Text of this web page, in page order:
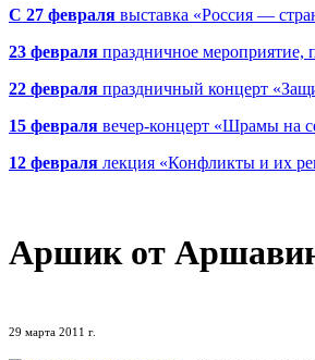
С 27 февраля выставка «Россия —
23 февраля праздничное
22 февраля праздничный концерт
15 февраля вечер-концерт «Шрамы на
12 февраля лекция «Конфликты и их
Аршик от
29 марта 2011 г.